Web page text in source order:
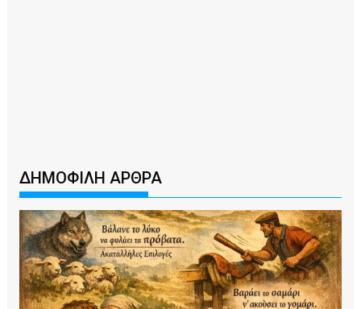
ΔΗΜΟΦΙΛΗ ΑΡΘΡΑ